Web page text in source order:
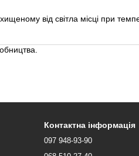
від світла місці при
Контактна інформація
097 948-93-90